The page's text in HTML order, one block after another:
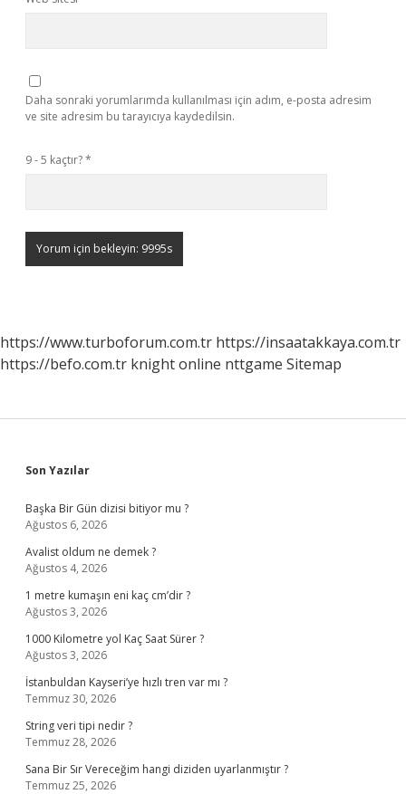
Daha sonraki yorumlarımda kullanılması için adım, e-posta adresim
ve site adresim bu tarayıcıya kaydedilsin.
9 - 5 kaçtır?*
https://www.turboforum.com.tr https://insaatakkaya.com.tr
https://befo.com.tr knight online nttgame Sitemap
Sidebar
Son Yazılar
Başka Bir Gün dizisi bitiyor mu ?
Ağustos 6, 2026
Avalist oldum ne demek ?
Ağustos 4, 2026
1 metre kumaşın eni kaç cm’dir ?
Ağustos 3, 2026
1000 Kilometre yol Kaç Saat Sürer ?
Ağustos 3, 2026
İstanbuldan Kayseri’ye hızlı tren var mı ?
Temmuz 30, 2026
String veri tipi nedir ?
Temmuz 28, 2026
Sana Bir Sır Vereceğim hangi diziden uyarlanmıştır ?
Temmuz 25, 2026